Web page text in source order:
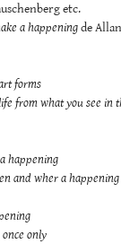
etc.
a happeningde
forms
from what you see in
happening
and wher a
only